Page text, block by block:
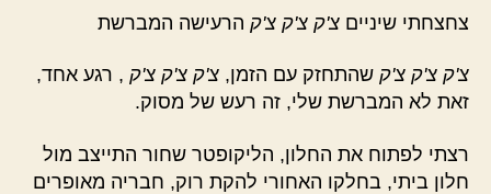
צחצחתי שיניים צ'ק צ'ק צ'ק הרעישה המברשת
צ'ק צ'ק צ'ק שהתחזק עם הזמן, צ'ק צ'ק צ'ק , רגע אחד,
זאת לא המברשת שלי, זה רעש של מסוק.
רצתי לפתוח את החלון, הליקופטר שחור התייצב מול
חלון ביתי, בחלקו האחורי להקת רוק, חבריה מאופרים